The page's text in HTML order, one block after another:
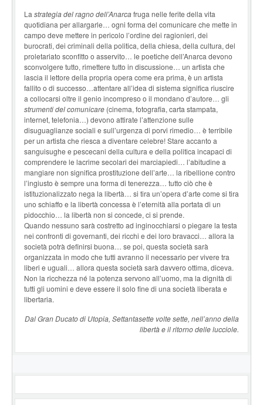
La strategia del ragno dell’Anarcafruga nelle ferite della vita
quotidiana per allargarle… ogni forma del comunicare che mette in
campo deve mettere in pericolo l’ordine dei ragionieri, dei
burocrati, dei criminali della politica, della chiesa, della cultura, del
proletariato sconfitto o asservito… le poetiche dell’Anarca devono
sconvolgere tutto, rimettere tutto in discussione… un artista che
lascia il lettore della propria opera come era prima, è un artista
fallito o di successo…attentare all’idea di sistema significa riuscire
a collocarsi oltre il genio incompreso o il mondano d’autore… gli
strumenti del comunicare (cinema, fotografia, carta stampata,
internet, telefonia…) devono attirate l’attenzione sulle
disuguaglianze sociali e sull’urgenza di porvi rimedio… è terribile
per un artista che riesca a diventare celebre! Stare accanto a
sanguisughe e pescecani della cultura e della politica incapaci di
comprendere le lacrime secolari dei marciapiedi… l’abitudine a
mangiare non significa prostituzione dell’arte… la ribellione contro
l’ingiusto è sempre una forma di tenerezza… tutto ciò che è
istituzionalizzato nega la libertà… si tira un’opera d’arte come si tira
uno schiaffo e la libertà concessa è l’eternità alla portata di un
pidocchio… la libertà non si concede, ci si prende.
Quando nessuno sarà costretto ad inginocchiarsi o piegare la testa
nei confronti di governanti, dei ricchi e dei loro bravacci… allora la
società potrà definirsi buona… se poi, questa società sarà
organizzata in modo che tutti avranno il necessario per vivere tra
liberi e uguali… allora questa società sarà davvero ottima, diceva.
Non la ricchezza né la potenza servono all’uomo, ma la dignità di
tutti gli uomini e deve essere il solo fine di una società liberata e
libertaria.
Dal Gran Ducato di Utopia, Settantasette volte sette, nell’anno della
libertà e il ritorno delle lucciole.